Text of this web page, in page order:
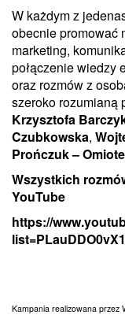
W każdym z
obecnie promować
marketing,
połączenie wiedzy
oraz rozmów z
szeroko rozumianą
Krzysztofa
Czubkowska,
Prończuk –
Wszystkich
YouTube
https://
Kampania realizowana przez